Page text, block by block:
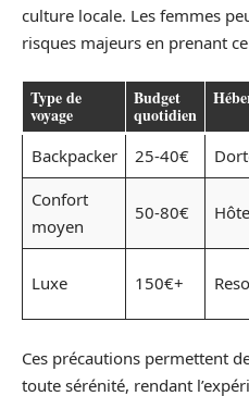
culture locale. Les femmes
risques majeurs en prenant
Type de
voyage
Budget
quotidien
Backpacker 25-40€
Confort
moyen
50-80€
Luxe 150€+
Ces précautions permettent
toute sérénité, rendant